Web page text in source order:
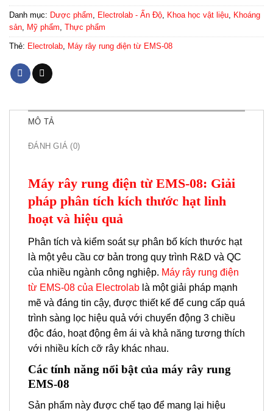
Danh mục: Dược phẩm Electrolab - Ấn Độ Khoa học vật liệu
Khoáng
sản
Mỹ phẩm Thực phẩm
Thẻ: Electrolab Máy rây rung điện từ EMS-08
MÔ TẢ
ĐÁNH GIÁ (0)
Máy rây rung điện từ EMS-08: Giải
pháp phân tích kích thước hạt linh
hoạt và hiệu quả
Phân tích và kiểm soát sự phân bố kích thước hạt
là một yêu cầu cơ bản trong quy trình R&D và QC
của nhiều ngành công nghiệp. Máy rây rung điện
từ EMS-08 của Electrolab là một giải pháp mạnh
mẽ và đáng tin cậy, được thiết kế để cung cấp quá
trình sàng lọc hiệu quả với chuyển động 3 chiều
độc đáo, hoạt động êm ái và khả năng tương thích
với nhiều kích cỡ rây khác nhau.
Các tính năng nổi bật của máy rây rung
EMS-08
Sản phẩm này được chế tạo để mang lại hiệu